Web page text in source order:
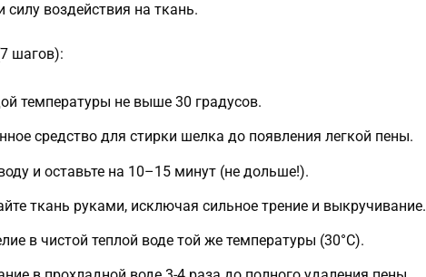
силу воздействия на ткань.
шагов):
температуры не выше 30 градусов.
средство для стирки шелка до появления легкой пены.
и оставьте на 10–15 минут (не дольше!).
ткань руками, исключая сильное трение и выкручивание.
в чистой теплой воде той же температуры (30°C).